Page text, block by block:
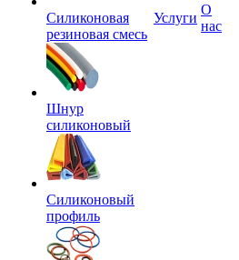
Силиконовая
резиновая смесь
Шнур
силиконовый
Силиконовый
профиль
Услуги
О
нас